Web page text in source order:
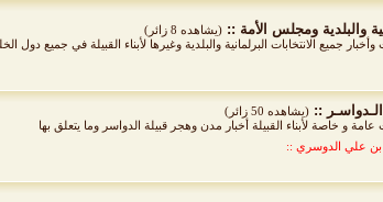
والبلدية ومجلس الأمة :: (يشاهده 8 زائر)
جميع الانتخابات البرلمانية والبلدية وغيرها لأبناء القبيلة في جميع دول
:: (يشاهده 50 زائر)
و خاصة لأبناء القبيلة أخبار مدن وهجر قبيلة الدواسر وما يتعلق بها
بن علي الدوسري ::